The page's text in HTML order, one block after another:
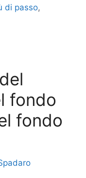
di passo,
fondo
fondo